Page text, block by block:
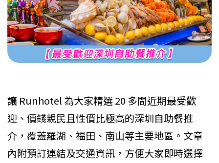
讓 Runhotel 為大家精選 20 多間近期最受歡
迎、價錢親民且性價比極高的深圳自助餐推
介，覆蓋羅湖、福田、南山等主要地區。文章
內附預訂連結及交通資訊，方便大家即時選擇